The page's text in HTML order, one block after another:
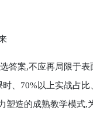
案,不应再局限于表
、70%以上实战占
塑造的成熟教学模式